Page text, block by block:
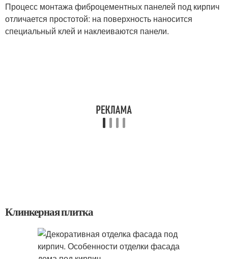
Процесс монтажа фиброцементных панелей под кирпич
отличается простотой: на поверхность наносится
специальный клей и наклеиваются панели.
Клинкерная плитка